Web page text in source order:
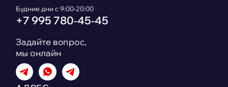
Будние дни с 9:00-20:00
+7 995 780‑45‑45
Задайте вопрос,
мы онлайн